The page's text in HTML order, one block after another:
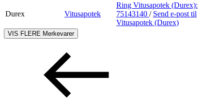
Durex Vitusapotek
Ring Vitusapotek (Durex):
75143140 / Send e-post til
Vitusapotek (Durex)
VIS FLERE Merkevarer